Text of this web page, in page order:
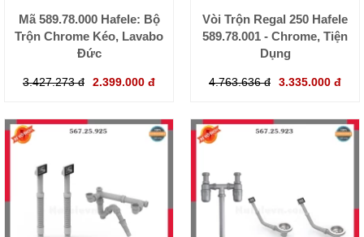
Mã 589.78.000 Hafele: Bộ
Trộn Chrome Kéo, Lavabo
Đức
3.427.273 đ 2.399.000 đ
Vòi Trộn Regal 250 Hafele
589.78.001 - Chrome, Tiện
Dụng
4.763.636 đ 3.335.000 đ